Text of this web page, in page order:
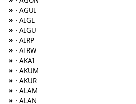
» · AGUI
» · AIGL
» · AIGU
» · AIRP
» · AIRW
» · AKAI
» · AKUM
» · AKUR
» · ALAM
» · ALAN